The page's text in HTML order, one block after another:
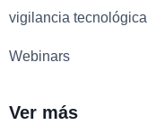
vigilancia tecnológica
Webinars
Ver más